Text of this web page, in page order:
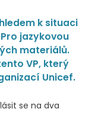
k situaci
jazykovou
materiálů.
VP, který
Unicef.
se na dva